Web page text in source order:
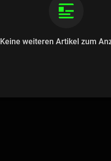
Keine weiteren Artikel zum